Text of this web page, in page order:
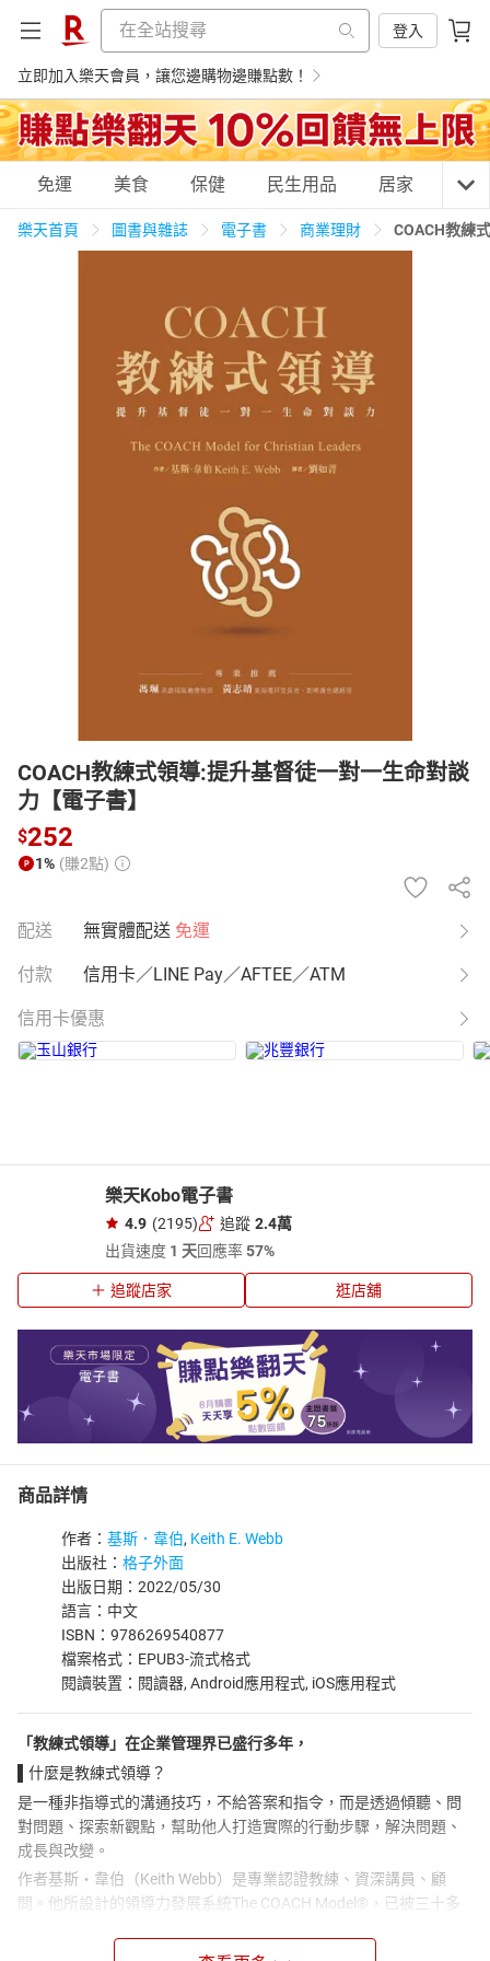
登入
立即加入樂天會員，讓您邊購物邊賺點數！
購物網分類
3C家電 運動休閒
男裝 化妝保養
電子/紙本書
免運 美食 保健 民生用品 居家 3C
樂天首頁 圖書與雜誌 電子書 商業理財 COACH教練
COACH教練式領導:提升基督徒一對一生命對談
力【電子書】
$252
1% (賺2點)
配送 無實體配送 免運
付款 信用卡／LINE Pay／AFTEE／ATM
信用卡優惠
樂天Kobo電子書
4.9 (2195) 追蹤 2.4萬
出貨速度 1 天回應率57%
追蹤店家 逛店舖
商品詳情
作者： 基斯．韋伯, Keith E. Webb
出版社： 格子外面
出版日期：2022/05/30
語言：中文
ISBN：9786269540877
檔案格式：EPUB3-流式格式
閱讀裝置：閱讀器, Android應用程式, iOS應用程式
「教練式領導」在企業管理界已盛行多年，
什麼是教練式領導？
是一種非指導式的溝通技巧，不給答案和指令，而是透過傾聽、問
對問題、探索新觀點，幫助他人打造實際的行動步驟，解決問題、
成長與改變。
作者基斯・韋伯（Keith Webb）是專業認證教練、資深講員、顧
問。他所設計的領導力發展系統The COACH Model®，已被三十多
將專業教練技巧奠基於基督信仰之上，這是本書與坊間其他教練書